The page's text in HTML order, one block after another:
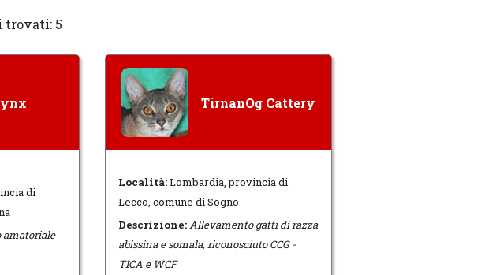
trovati: 5
di
TìrnanOg Cattery
Località:Lombardia, provincia di
Lecco, comune di Sogno
Descrizione:Allevamento gatti di razza
abissina e somala, riconosciuto CCG -
TICA e WCF